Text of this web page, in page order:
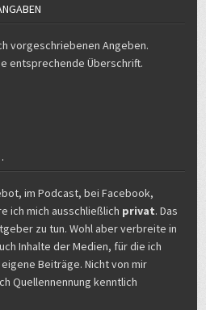
vorgeschriebenen Angeben.
entsprechende Überschrift.
im Podcast, bei Facebook,
ich mich ausschließlich privat. Das
zu tun. Wohl aber verbreite in
Inhalte der Medien, für die ich
Beiträge. Nicht von mir
Quellennennung kenntlich